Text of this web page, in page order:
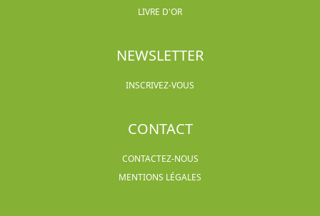
LIVRE D'OR
NEWSLETTER
INSCRIVEZ-VOUS
CONTACT
CONTACTEZ-NOUS
MENTIONS LÉGALES